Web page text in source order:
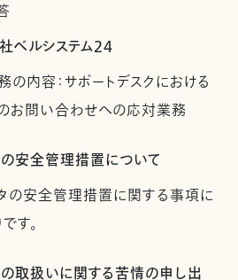
ベルシステム24
の内容：サポートデスクにおける
お問い合わせへの応対業務
安全管理措置について
の安全管理措置に関する事項に
す。
取扱いに関する苦情の申し出